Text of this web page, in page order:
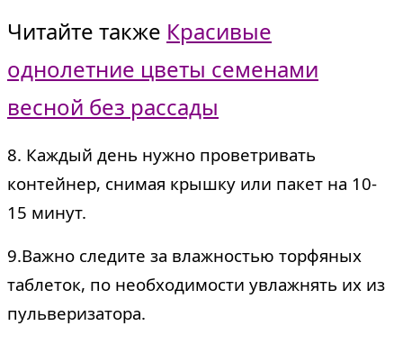
Читайте также Красивые
однолетние цветы семенами
весной без рассады
8. Каждый день нужно проветривать
контейнер, снимая крышку или пакет на 10-
15 минут.
9.Важно следите за влажностью торфяных
таблеток, по необходимости увлажнять их из
пульверизатора.